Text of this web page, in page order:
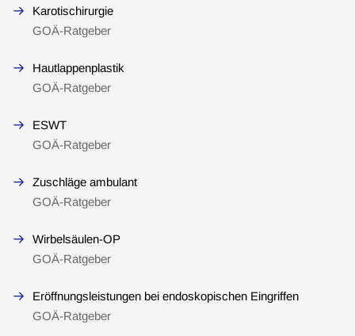
Karotischirurgie
GOÄ-Ratgeber
Hautlappenplastik
GOÄ-Ratgeber
ESWT
GOÄ-Ratgeber
Zuschläge ambulant
GOÄ-Ratgeber
Wirbelsäulen-OP
GOÄ-Ratgeber
Eröffnungsleistungen bei endoskopischen Eingriffen
GOÄ-Ratgeber